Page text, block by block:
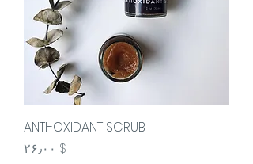
ANTI-OXIDANT SCRUB
Price
$ ۲۶٫۰۰